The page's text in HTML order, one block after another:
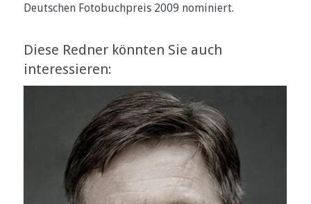
Deutschen Fotobuchpreis 2009 nominiert.
Diese Redner könnten Sie auch
interessieren: